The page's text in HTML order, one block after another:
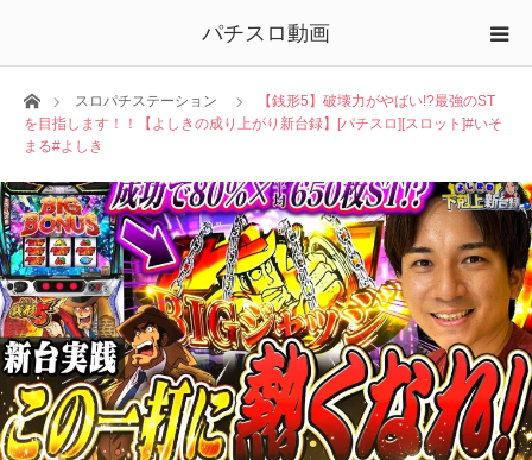
パチスロ動画
ホームスロパチステーション
【銭形5】破壊力がやばい!?最強のST
を目指します！！【よしきの成り上がり新台録】[パチスロ][スロット]#いそ
まる#よしき